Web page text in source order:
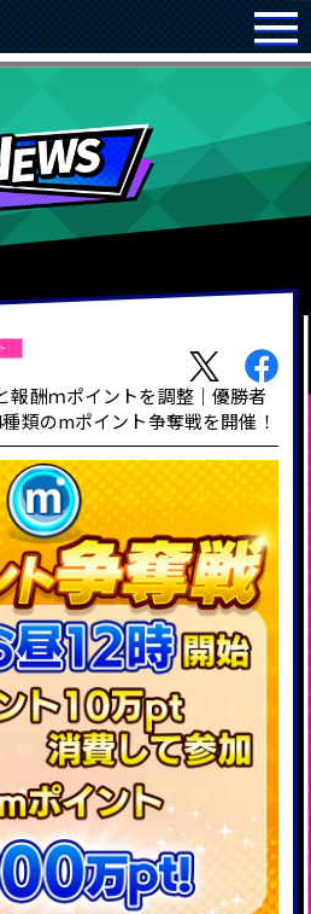
報酬ｍポイントを調整｜優勝者
類のmポイント争奪戦を開催！